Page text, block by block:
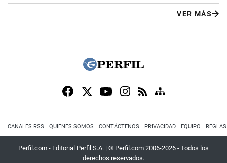
VER MÁS
CANALES RSS QUIENES SOMOS CONTÁCTENOS PRIVACIDAD EQUIPO
Perfil.com - Editorial Perfil S.A. | © Perfil.com 2006-2026 - Todos los
derechos reservados.